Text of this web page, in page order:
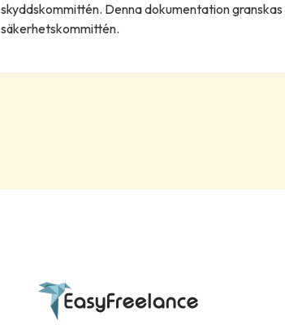
skyddskommittén. Denna dokumentation
säkerhetskommittén.